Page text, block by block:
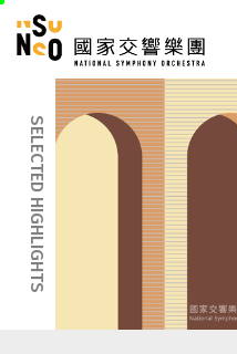
跳
:::
SELECTED HIGHLIGHTS